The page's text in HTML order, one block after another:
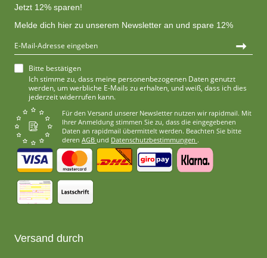
Jetzt 12% sparen!
Melde dich hier zu unserem Newsletter an und spare 12%
➞
Bitte bestätigen
Ich stimme zu, dass meine personenbezogenen Daten genutzt
werden, um werbliche E-Mails zu erhalten, und weiß, dass ich dies
jederzeit widerrufen kann.
Für den Versand unserer Newsletter nutzen wir rapidmail. Mit
Ihrer Anmeldung stimmen Sie zu, dass die eingegebenen
Daten an rapidmail übermittelt werden. Beachten Sie bitte
deren AGB und Datenschutzbestimmungen .
Versand durch